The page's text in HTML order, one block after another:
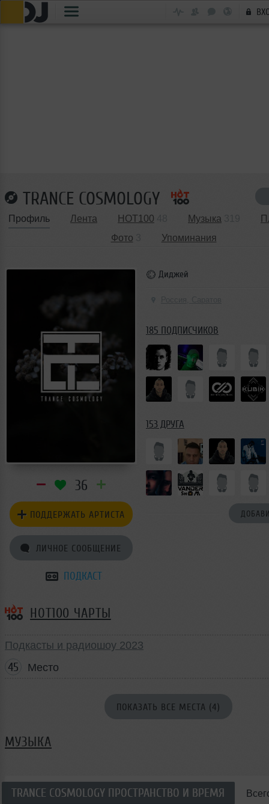
TRANCE COSMOLOGY
Профиль Лента HOT100 Музыка
Фото
Упоминания
36
ПОДДЕРЖАТЬ АРТИСТА
ЛИЧНОЕ СООБЩЕНИЕ
ПОДКАСТ
Диджей
185 ПОДПИСЧИКОВ
153 ДРУГА
HOT100 ЧАРТЫ
Подкасты и радиошоу 2023
45 Место
ПОКАЗАТЬ ВСЕ МЕСТА (4)
МУЗЫКА
TRANCE COSMOLOGY ПРОСТРАНСТВО И ВРЕМЯ